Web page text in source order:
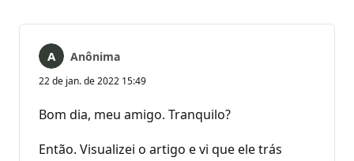
Anônima
22 de jan. de 2022 15:49
Bom dia, meu amigo. Tranquilo?
Então. Visualizei o artigo e vi que ele trás